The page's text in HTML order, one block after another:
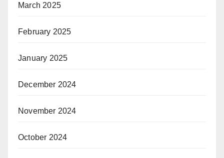
March 2025
February 2025
January 2025
December 2024
November 2024
October 2024